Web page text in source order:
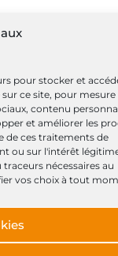
pour stocker et
ce site, pour mesure
contenu
et améliorer les
de ces traitements de
ou sur l'intérêt
nécessaires au
vos choix à tout